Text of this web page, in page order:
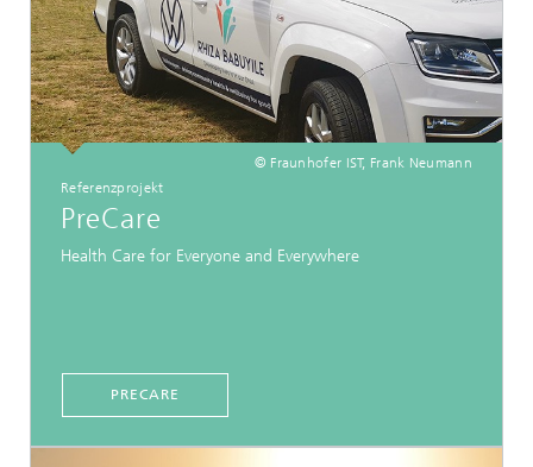
© Fraunhofer IST, Frank Neumann
Referenzprojekt
PreCare
Health Care for Everyone and Everywhere
PRECARE